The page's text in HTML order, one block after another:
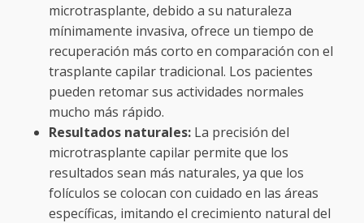
microtrasplante, debido a su naturaleza
mínimamente invasiva, ofrece un tiempo de
recuperación más corto en comparación con el
trasplante capilar tradicional. Los pacientes
pueden retomar sus actividades normales
mucho más rápido.
Resultados naturales: La precisión del
microtrasplante capilar permite que los
resultados sean más naturales, ya que los
folículos se colocan con cuidado en las áreas
específicas, imitando el crecimiento natural del